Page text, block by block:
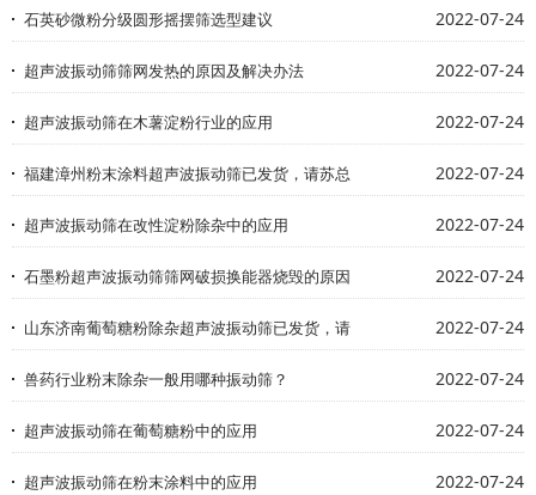
2022-07-24
石英砂微粉分级圆形摇摆筛选型建议
2022-07-24
超声波振动筛筛网发热的原因及解决办法
2022-07-24
超声波振动筛在木薯淀粉行业的应用
2022-07-24
福建漳州粉末涂料超声波振动筛已发货，请苏总
2022-07-24
超声波振动筛在改性淀粉除杂中的应用
2022-07-24
石墨粉超声波振动筛筛网破损换能器烧毁的原因
2022-07-24
山东济南葡萄糖粉除杂超声波振动筛已发货，请
2022-07-24
兽药行业粉末除杂一般用哪种振动筛？
2022-07-24
超声波振动筛在葡萄糖粉中的应用
2022-07-24
超声波振动筛在粉末涂料中的应用